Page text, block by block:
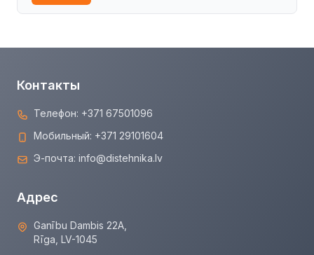
Контакты
Телефон: +371 67501096
Мобильный: +371 29101604
Э-почта: info@distehnika.lv
Адрес
Ganību Dambis 22A,
Rīga, LV-1045